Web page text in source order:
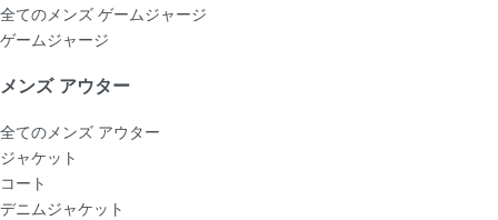
全てのメンズ ゲームジャージ
ゲームジャージ
メンズ アウター
全てのメンズ アウター
ジャケット
コート
デニムジャケット